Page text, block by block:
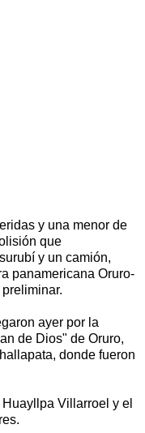
y una menor de
que
y un camión,
panamericana Oruro-
ayer por la
de Dios" de Oruro,
donde fueron
Villarroel y el